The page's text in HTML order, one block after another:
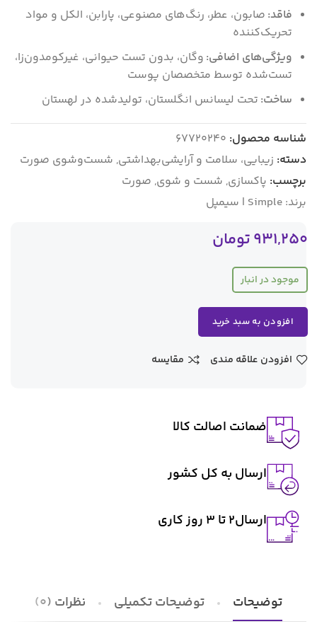
فاقد: صابون، عطر، رنگ‌های مصنوعی، پارابن، الکل و مواد
تحریک‌کننده
ویژگی‌های اضافی: وگان، بدون تست حیوانی، غیرکومدون‌زا،
تست‌شده توسط متخصصان پوست
ساخت: تحت لیسانس انگلستان، تولیدشده در لهستان
شناسه محصول: 67720240
دسته: زیبایی، سلامت و آرایشی‌بهداشتی, شست‌وشوی صورت
برچسب: پاکسازی, شست و شوی, صورت
برند: Simple | سیمپل
931,250تومان
موجود در انبار
افزودن به سبد خرید
افزودن علاقه مندی مقایسه
ضمانت اصالت کالا
ارسال به کل کشور
ارسال2 تا ۳ روز کاری
توضیحات توضیحات تکمیلی نظرات (0)